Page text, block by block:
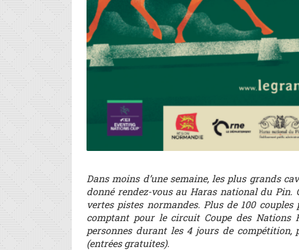
Dans moins d’une semaine, les plus grands
donné rendez-vous au Haras national du Pin.
vertes pistes normandes. Plus de 100 couples
comptant pour le circuit Coupe des Nations
personnes durant les 4 jours de compétition,
(entrées gratuites).